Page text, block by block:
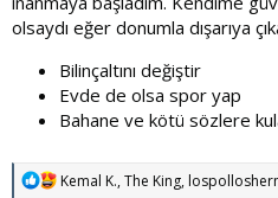
olsaydı eğer donumla dışarıya
Bilinçaltını değiştir
Evde de olsa spor yap
Bahane ve kötü sözlere
T
Kemal K.,The King,